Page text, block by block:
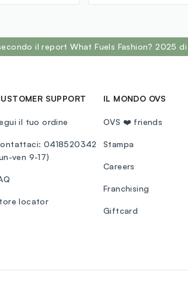
il report What Fuels Fashion? 2025 di
SUPPORT
il tuo ordine
0418520342
ven 9-17)
locator
IL MONDO OVS
OVS ❤️ friends
Stampa
Careers
Franchising
Giftcard